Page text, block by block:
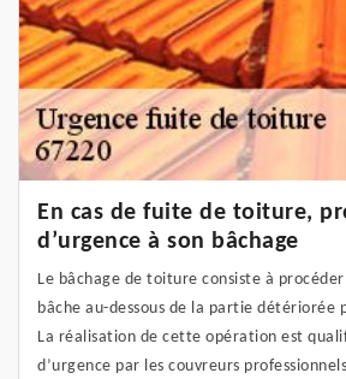
En cas de fuite de toiture,
d’urgence à son bâchage
Le bâchage de toiture consiste à procéder
bâche au-dessous de la partie détériorée
La réalisation de cette opération est
d’urgence par les couvreurs